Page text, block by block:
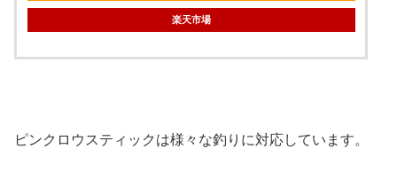
楽天市場
ピンクロウスティックは様々な釣りに対応しています。